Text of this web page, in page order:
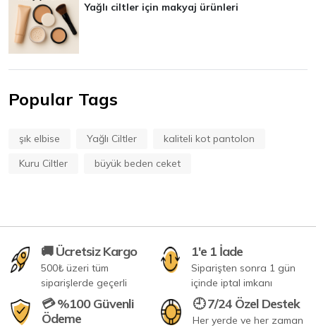
Yağlı ciltler için makyaj ürünleri
Popular Tags
şık elbise Yağlı Ciltler
kaliteli kot pantolon
Kuru Ciltler
büyük beden ceket
🚚 Ücretsiz Kargo
500₺ üzeri tüm
siparişlerde geçerli
1'e 1 İade
Siparişten sonra 1 gün
içinde iptal imkanı
💳 %100 Güvenli
Ödeme
🕘 7/24 Özel Destek
Her yerde ve her zaman